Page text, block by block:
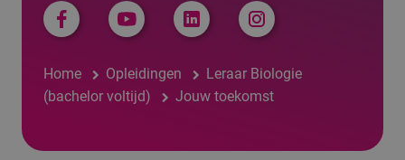
Home Opleidingen
Leraar Biologie
(bachelor voltijd)
Jouw toekomst